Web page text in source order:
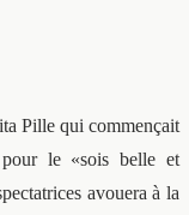
Pille qui commençait
le «sois belle et
avouera à la